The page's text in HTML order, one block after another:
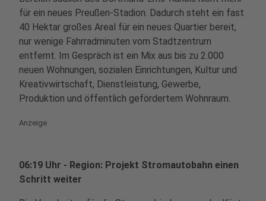
für ein neues Preußen-Stadion. Dadurch steht ein fast
40 Hektar großes Areal für ein neues Quartier bereit,
nur wenige Fahrradminuten vom Stadtzentrum
entfernt. Im Gespräch ist ein Mix aus bis zu 2.000
neuen Wohnungen, sozialen Einrichtungen, Kultur und
Kreativwirtschaft, Dienstleistung, Gewerbe,
Produktion und öffentlich gefördertem Wohnraum.
Anzeige
06:19 Uhr - Region: Projekt Stromautobahn einen
Schritt weiter